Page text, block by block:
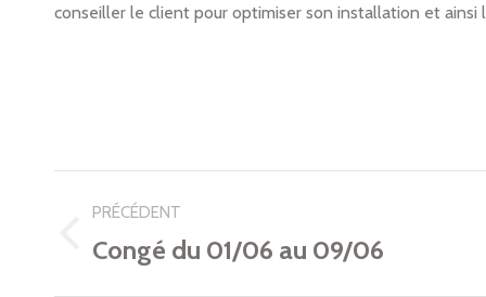
conseiller le client pour optimiser son installation et ainsi
NAVIGATION
ARTICLE
PRÉCÉDENT
Article
Congé du 01/06 au 09/06